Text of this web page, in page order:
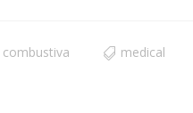
combustiva medical